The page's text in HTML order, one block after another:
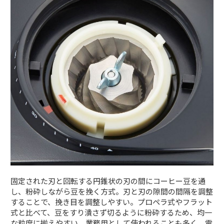
固定された刃と回転する円錐状の刃の間にコーヒー豆を通
し、粉砕しながら豆を挽く方式。刃と刃の隙間の間隔を調整
することで、挽き目を調整しやすい。プロペラ式やフラット
式と比べて、豆をすり潰さず切るように粉砕するため、均一